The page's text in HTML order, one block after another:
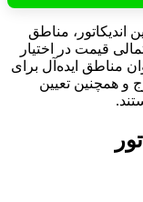
مناطق
قیمت در اختیار
مناطق ایده‌آل برای
و همچنین تعیین